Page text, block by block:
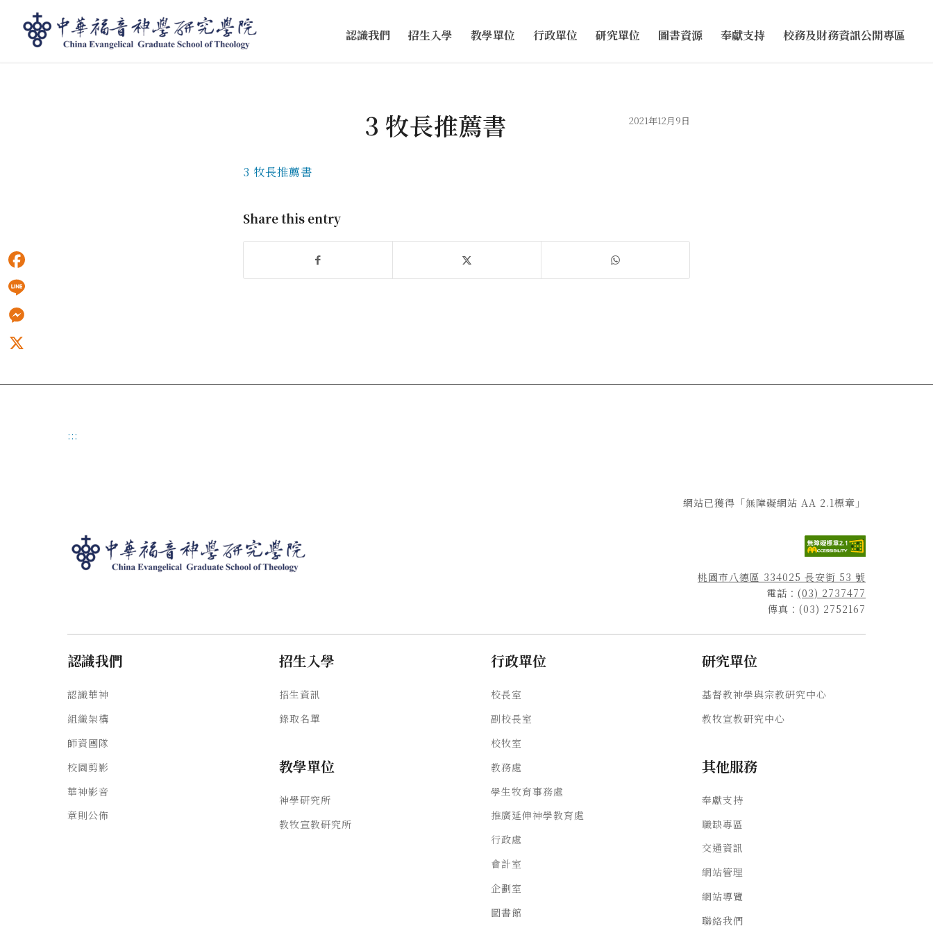
認識我們 招生入學 教學單位 行政單位 研究單位 圖書資源 奉獻支持 校務及財務資訊公開專區
3 牧長推薦書 2021年12月9日
3 牧長推薦書
Share this entry
:::
網站已獲得「無障礙網站 AA 2.1標章」
桃園市八德區 334025 長安街 53 號
電話： (03) 2737477
傳真：(03) 2752167
認識我們
認識華神
組織架構
師資團隊
校園剪影
華神影音
章則公佈
招生入學
招生資訊
錄取名單
教學單位
神學研究所
教牧宣教研究所
行政單位
校長室
副校長室
校牧室
教務處
學生牧育事務處
推廣延伸神學教育處
行政處
會計室
企劃室
圖書館
研究單位
基督教神學與宗教研究中心
教牧宣教研究中心
其他服務
奉獻支持
職缺專區
交通資訊
網站管理
網站導覽
聯絡我們
Facebook
Line
Messenger